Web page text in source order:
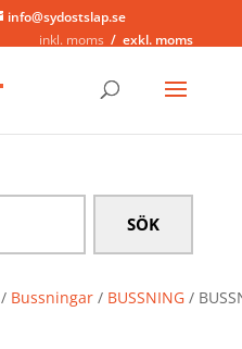
info@sydostslap.se
inkl. moms
exkl. moms
/ Bussningar/ BUSSNING/